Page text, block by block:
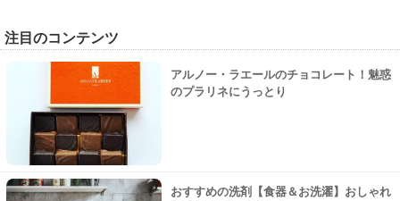
注目のコンテンツ
アルノー・ラエールのチョコレート！魅惑
のプラリネにうっとり
おすすめの洗剤【食器＆お洗濯】おしゃれ